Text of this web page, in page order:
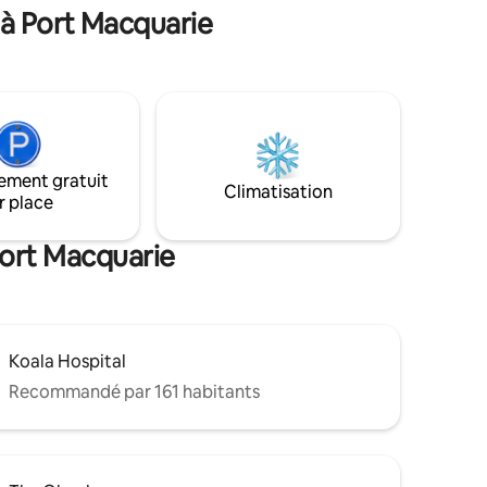
hors de
Port Macquarie
gratuit
place
Climatisation
Macquarie
Koala Hospital
Recommandé par 161 habitants